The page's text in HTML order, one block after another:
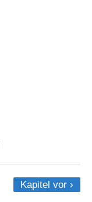
Kapitel vor ›